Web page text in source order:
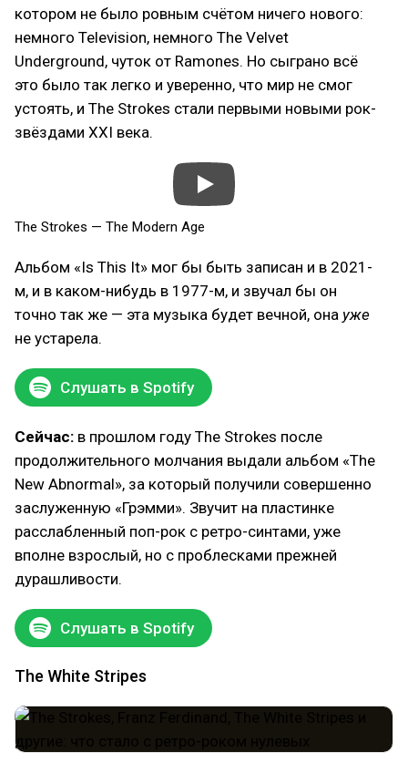
котором не было ровным счётом ничего нового:
немного Television, немного The Velvet
Underground, чуток от Ramones. Но сыграно всё
это было так легко и уверенно, что мир не смог
устоять, и The Strokes стали первыми новыми рок-
звёздами XXI века.
The Strokes — The Modern Age
Альбом «Is This It» мог бы быть записан и в 2021-
м, и в каком-нибудь в 1977-м, и звучал бы он
точно так же — эта музыка будет вечной, она уже
не устарела.
Слушать в Spotify
Сейчас: в прошлом году The Strokes после
продолжительного молчания выдали альбом «The
New Abnormal», за который получили совершенно
заслуженную «Грэмми». Звучит на пластинке
расслабленный поп-рок с ретро-синтами, уже
вполне взрослый, но с проблесками прежней
дурашливости.
Слушать в Spotify
The White Stripes